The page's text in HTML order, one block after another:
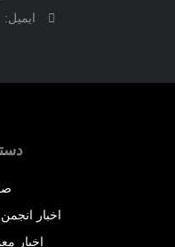
ایمیل:
صفحه
اخبار انجمن
اخبار